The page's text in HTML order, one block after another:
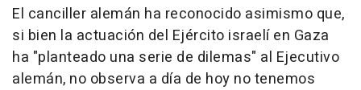
El canciller alemán ha reconocido asimismo que,
si bien la actuación del Ejército israelí en Gaza
ha "planteado una serie de dilemas" al Ejecutivo
alemán, no observa a día de hoy no tenemos